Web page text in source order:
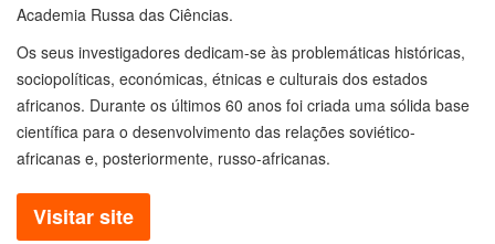
Academia Russa das Ciências.
Os seus investigadores dedicam-se às problemáticas históricas,
sociopolíticas, económicas, étnicas e culturais dos estados
africanos. Durante os últimos 60 anos foi criada uma sólida base
científica para o desenvolvimento das relações soviético-
africanas e, posteriormente, russo-africanas.
Visitar site